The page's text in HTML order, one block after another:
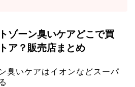
ゾーン臭いケアどこで買
ア？販売店まとめ
臭いケアはイオンなどスーパ